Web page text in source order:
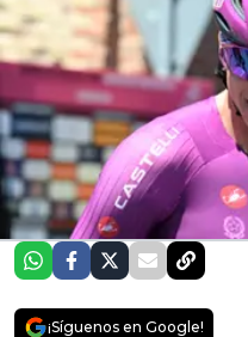
¡Síguenos en Google!